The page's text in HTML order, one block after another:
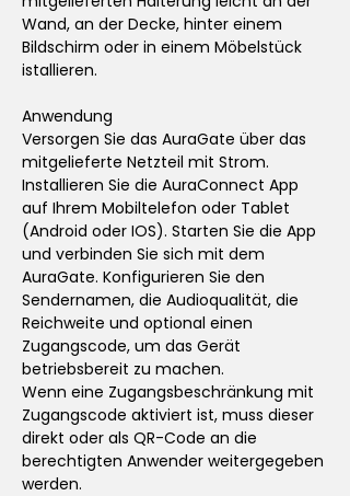
Wand, an der Decke, hinter einem
Bildschirm oder in einem Möbelstück
istallieren.
Anwendung
Versorgen Sie das AuraGate über das
mitgelieferte Netzteil mit Strom.
Installieren Sie die AuraConnect App
auf Ihrem Mobiltelefon oder Tablet
(Android oder IOS). Starten Sie die App
und verbinden Sie sich mit dem
AuraGate. Konfigurieren Sie den
Sendernamen, die Audioqualität, die
Reichweite und optional einen
Zugangscode, um das Gerät
betriebsbereit zu machen.
Wenn eine Zugangsbeschränkung mit
Zugangscode aktiviert ist, muss dieser
direkt oder als QR-Code an die
berechtigten Anwender weitergegeben
werden.